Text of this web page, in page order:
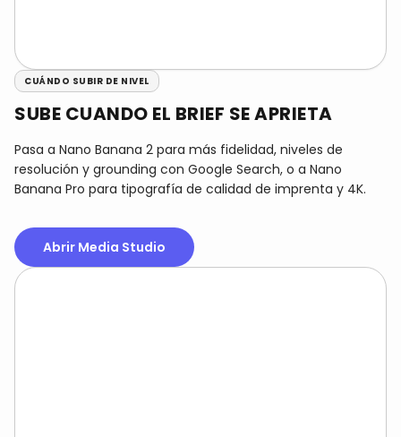
CUÁNDO SUBIR DE NIVEL
SUBE CUANDO EL BRIEF SE APRIETA
Pasa a Nano Banana 2 para más fidelidad, niveles de
resolución y grounding con Google Search, o a Nano
Banana Pro para tipografía de calidad de imprenta y 4K.
Abrir Media Studio